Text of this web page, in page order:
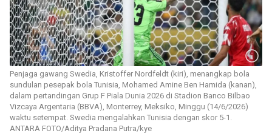
Penjaga gawang Swedia, Kristoffer Nordfeldt (kiri), menangkap bola
sundulan pesepak bola Tunisia, Mohamed Amine Ben Hamida (kanan),
dalam pertandingan Grup F Piala Dunia 2026 di Stadion Banco Bilbao
Vizcaya Argentaria (BBVA), Monterrey, Meksiko, Minggu (14/6/2026)
waktu setempat. Swedia mengalahkan Tunisia dengan skor 5-1.
ANTARA FOTO/Aditya Pradana Putra/kye